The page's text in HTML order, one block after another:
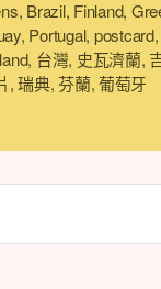
, Brazil, Finland,
, Portugal, postcard
, 台灣, 史瓦濟蘭,
,瑞典,芬蘭,葡萄牙